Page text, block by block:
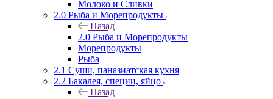
Молоко и Сливки
2.0 Рыба и Морепродукты
Назад
2.0 Рыба и Морепродукты
Морепродукты
Рыба
2.1 Суши, паназиатская кухня
2.2 Бакалея, специи, яйцо
Назад